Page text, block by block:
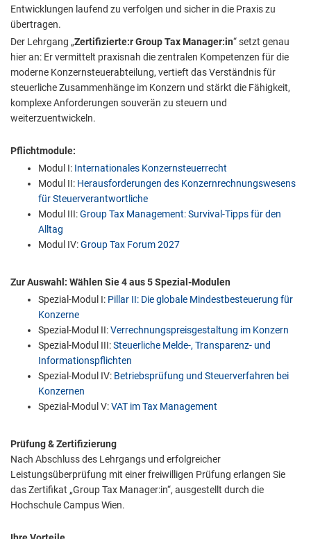
Entwicklungen laufend zu verfolgen und sicher in die Praxis zu
übertragen.
Der Lehrgang „Zertifizierte:r Group Tax Manager:in“ setzt genau
hier an: Er vermittelt praxisnah die zentralen Kompetenzen für die
moderne Konzernsteuerabteilung, vertieft das Verständnis für
steuerliche Zusammenhänge im Konzern und stärkt die Fähigkeit,
komplexe Anforderungen souverän zu steuern und
weiterzuentwickeln.
Pflichtmodule:
Modul I: Internationales Konzernsteuerrecht
Modul II: Herausforderungen des Konzernrechnungswesens
für Steuerverantwortliche
Modul III:Group Tax Management: Survival-Tipps für den
Alltag
Modul IV:Group Tax Forum 2027
Zur Auswahl: Wählen Sie 4 aus 5 Spezial-Modulen
Spezial-Modul I: Pillar II: Die globale Mindestbesteuerung für
Konzerne
Spezial-Modul II:Verrechnungspreisgestaltung im Konzern
Spezial-Modul III:Steuerliche Melde-, Transparenz- und
Informationspflichten
Spezial-Modul IV: Betriebsprüfung und Steuerverfahren bei
Konzernen
Spezial-Modul V:VAT im Tax Management
Prüfung & Zertifizierung
Nach Abschluss des Lehrgangs und erfolgreicher
Leistungsüberprüfung mit einer freiwilligen Prüfung erlangen Sie
das Zertifikat „Group Tax Manager:in“, ausgestellt durch die
Hochschule Campus Wien.